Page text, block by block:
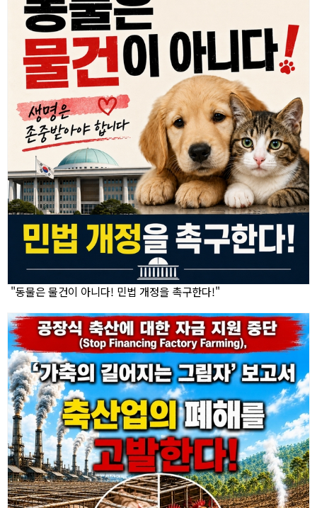
"동물은 물건이 아니다! 민법 개정을 촉구한다!"